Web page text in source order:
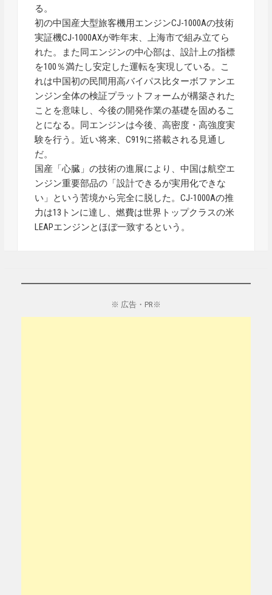
る。
初の中国産大型旅客機用エンジンCJ-1000Aの技術
実証機CJ-1000AXが昨年末、上海市で組み立てら
れた。また同エンジンの中心部は、設計上の指標
を100％満たし安定した運転を実現している。こ
れは中国初の民間用高バイパス比ターボファンエ
ンジン全体の検証プラットフォームが構築された
ことを意味し、今後の開発作業の基礎を固めるこ
とになる。同エンジンは今後、高密度・高強度実
験を行う。近い将来、C919に搭載される見通し
だ。
国産「心臓」の技術の進展により、中国は航空エ
ンジン重要部品の「設計できるが実用化できな
い」という苦境から完全に脱した。CJ-1000Aの推
力は13トンに達し、燃費は世界トップクラスの米
LEAPエンジンとほぼ一致するという。
※ 広告・PR※